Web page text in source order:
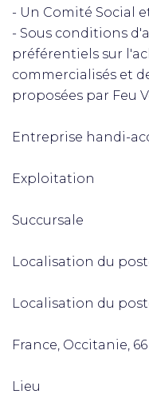
- Un Comité Social
- Sous conditions
préférentiels sur
commercialisés et
proposées par Feu
Entreprise handi-
Exploitation
Succursale
Localisation du
Localisation du
France, Occitanie, 66
Lieu